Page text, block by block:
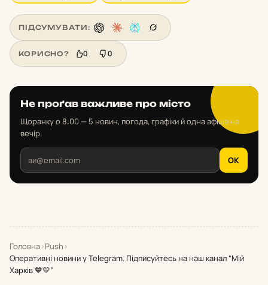
ПІДСУМУВАТИ:
КОРИСНО? 0 0
Не проґав важливе про місто
Щоранку о 8:00 — 5 новин, погода, графіки й одна афіша на
вечір.
OK
Головна›Push ›
Оперативні новини у Telegram. Підписуйтесь на наш канал “Мій
Харків 💙💛”